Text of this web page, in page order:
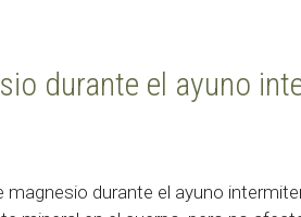
durante el ayuno
magnesio durante el ayuno